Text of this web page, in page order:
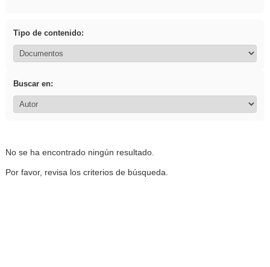
Tipo de contenido:
Buscar en:
No se ha encontrado ningún resultado.
Por favor, revisa los criterios de búsqueda.